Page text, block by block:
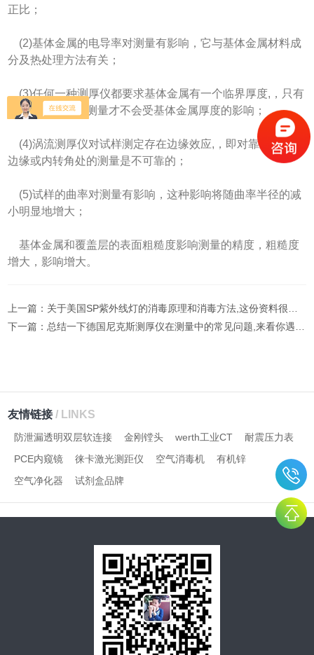
正比；
(2)基体金属的电导率对测量有影响，它与基体金属材料成
分及热处理方法有关；
(3)任何一种测厚仪都要求基体金属有一个临界厚度,，只有
大于这个厚度，测量才不会受基体金属厚度的影响；
(4)涡流测厚仪对试样测定存在边缘效应,，即对靠近试样样
边缘或内转角处的测量是不可靠的；
(5)试样的曲率对测量有影响，这种影响将随曲率半径的减
小明显地增大；
基体金属和覆盖层的表面粗糙度影响测量的精度，粗糙度
增大，影响增大。
上一篇： 关于美国SP紫外线灯的消毒原理和消毒方法,这份资料很详细
下一篇：总结一下德国尼克斯测厚仪在测量中的常见问题,来看你遇到了几个
友情链接/ LINKS
防泄漏透明双层软连接 金刚镗头 werth工业CT
耐震压力表
PCE内窥镜
徕卡激光测距仪 空气消毒机
有机锌
空气净化器
试剂盒品牌